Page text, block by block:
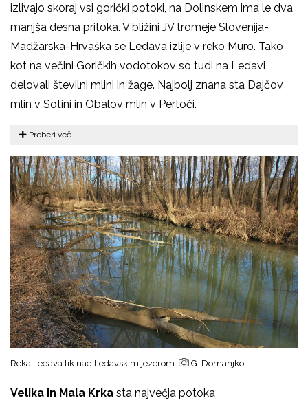
izlivajo skoraj vsi gorički potoki, na Dolinskem ima le dva
manjša desna pritoka. V bližini JV tromeje Slovenija-
Madžarska-Hrvaška se Ledava izlije v reko Muro. Tako
kot na večini Goričkih vodotokov so tudi na Ledavi
delovali številni mlini in žage. Najbolj znana sta Dajčov
mlin v Sotini in Obalov mlin v Pertoči.
Preberi več
Reka Ledava tik nad Ledavskim jezerom G. Domanjko
Velika in Mala Krka sta največja potoka